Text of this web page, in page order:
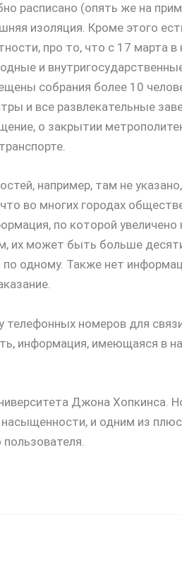
расписано (опять же на
изоляция. Кроме этого
про то, что с 17 марта
и
собрания более 10
и все развлекательные
о закрытии
например, там не
во многих городах
по которой увеличено
их может быть больше
одному. Также нет
телефонных номеров для
информация, имеющаяся в
Джона Хопкинса.
и одним из